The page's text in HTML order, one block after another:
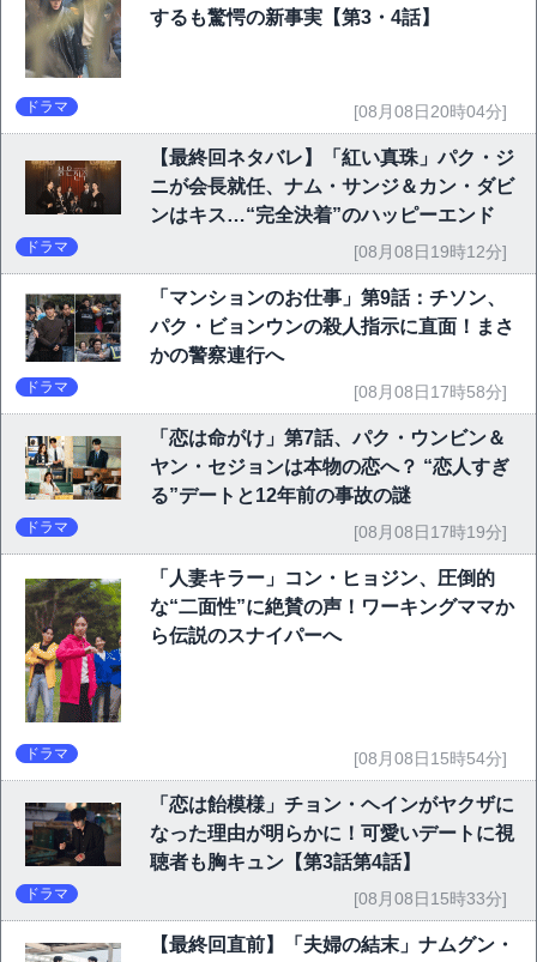
するも驚愕の新事実【第3・4話】
ドラマ [08月08日20時04分]
【最終回ネタバレ】「紅い真珠」パク・ジ
ニが会長就任、ナム・サンジ＆カン・ダビ
ンはキス…“完全決着”のハッピーエンド
ドラマ [08月08日19時12分]
「マンションのお仕事」第9話：チソン、
パク・ビョンウンの殺人指示に直面！まさ
かの警察連行へ
ドラマ [08月08日17時58分]
「恋は命がけ」第7話、パク・ウンビン＆
ヤン・セジョンは本物の恋へ？ “恋人すぎ
る”デートと12年前の事故の謎
ドラマ [08月08日17時19分]
「人妻キラー」コン・ヒョジン、圧倒的
な“二面性”に絶賛の声！ワーキングママか
ら伝説のスナイパーへ
ドラマ [08月08日15時54分]
「恋は飴模様」チョン・ヘインがヤクザに
なった理由が明らかに！可愛いデートに視
聴者も胸キュン【第3話第4話】
ドラマ [08月08日15時33分]
【最終回直前】「夫婦の結末」ナムグン・